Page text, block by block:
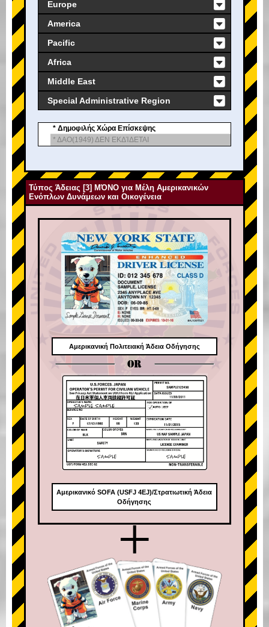
Europe
America
Pacific
Africa
Middle East
Special Administrative Region
* Δημοφιλής Χώρα Επίσκεψης
* ΔΑΟ(1949) ΔΕΝ ΕΚΔΊΔΕΤΑΙ
Τύπος Άδειας [3] ΜΌΝΟ για Μέλη Αμερικανικών
Ενόπλων Δυνάμεων και Οικογένεια
Αμερικανική Πολιτειακή Άδεια Οδήγησης
OR
Αμερικανικό SOFA (USFJ 4EJ)/Στρατιωτική Άδεια
Οδήγησης
+